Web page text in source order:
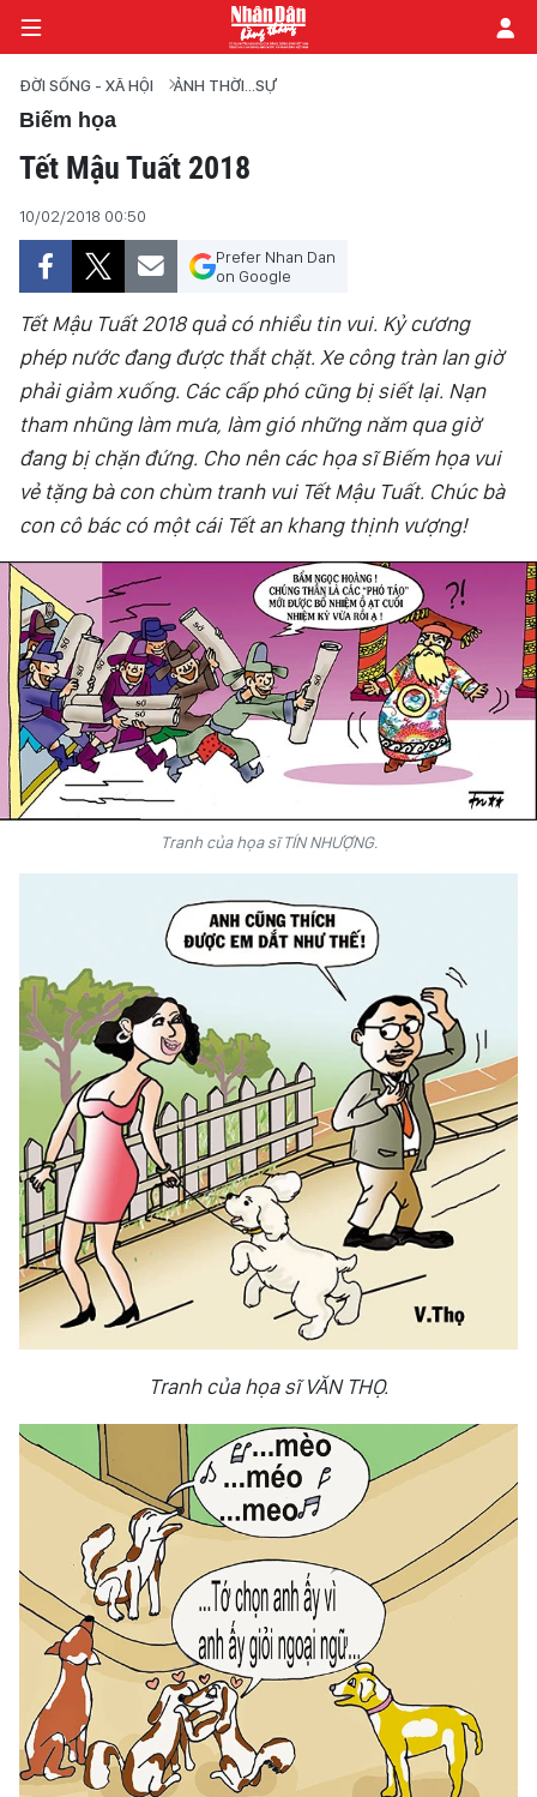
TRANG CHỦ
CHÍNH TRỊ
TIÊU ĐIỂM
ĐỜI SỐNG - XÃ HỘI
KHOA HỌC - GIÁO DỤC
AN NINH - XÃ HỘI
KINH TẾ
VĂN HÓA
THỂ THAO
QUỐC TẾ
NHÂN DÂN ĐIỆN TỬ
BÁO THỜI NAY
NHÂN DÂN CUỐI TUẦN
ĐỜI SỐNG - XÃ HỘI ẢNH THỜI...SỰ
Biếm họa
Tết Mậu Tuất 2018
10/02/2018 00:50
Prefer Nhan Dan
on Google
Tết Mậu Tuất 2018 quả có nhiều tin vui. Kỷ cương
phép nước đang được thắt chặt. Xe công tràn lan giờ
phải giảm xuống. Các cấp phó cũng bị siết lại. Nạn
tham nhũng làm mưa, làm gió những năm qua giờ
đang bị chặn đứng. Cho nên các họa sĩ Biếm họa vui
vẻ tặng bà con chùm tranh vui Tết Mậu Tuất. Chúc bà
con cô bác có một cái Tết an khang thịnh vượng!
Tranh của họa sĩ TÍN NHƯỢNG.
Tranh của họa sĩ VĂN THỌ.